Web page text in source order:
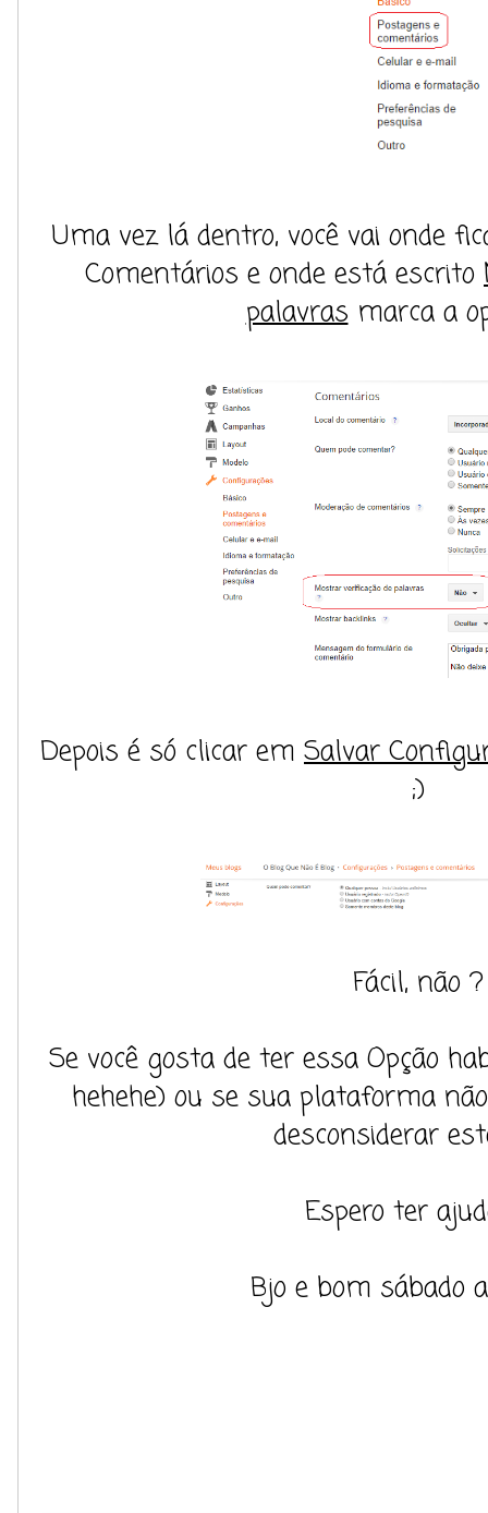
Uma vez lá dentro, você vai onde
Comentários e onde está escrito
palavrasmarca a
Depois é só clicar em Salvar
;)
Fácil, não ?
Se você gosta de ter essa Opção
hehehe) ou se sua plataforma não
desconsiderar
Espero ter
Bjo e bom sábado